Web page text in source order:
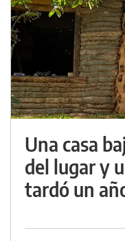
Una casa
del lugar y
tardó un